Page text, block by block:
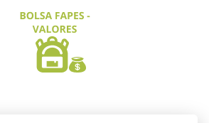
Nº 18/2026 -
ENTRE STARTUPS
até 11/08/2026